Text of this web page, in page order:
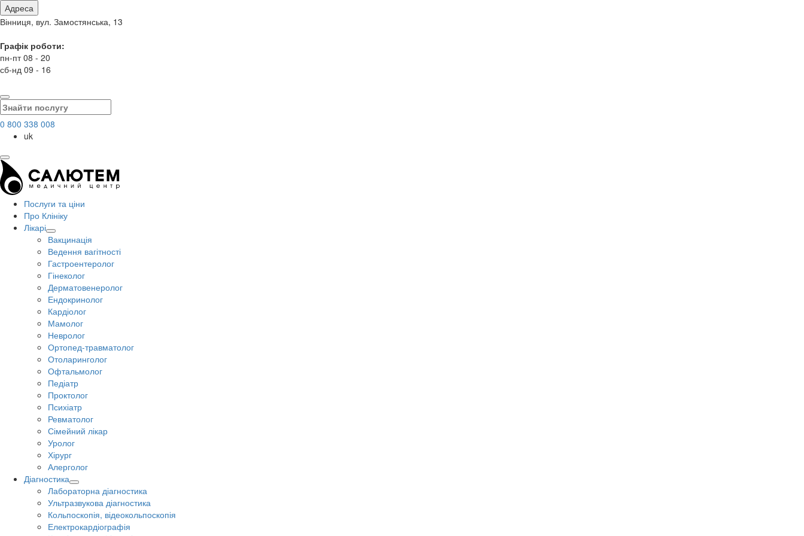
Адреса
Вінниця, вул. Замостянська, 13
Графік роботи:
пн-пт 08 - 20
сб-нд 09 - 16
0 800 338 008
uk
Послуги та ціни
Про Клініку
Лікарі
Вакцинація
Ведення вагітності
Гастроентеролог
Гінеколог
Дерматовенеролог
Ендокринолог
Кардіолог
Мамолог
Невролог
Ортопед-травматолог
Отоларинголог
Офтальмолог
Педіатр
Проктолог
Психіатр
Ревматолог
Сімейний лікар
Уролог
Хірург
Алерголог
Діагностика
Лабораторна діагностика
Ультразвукова діагностика
Кольпоскопія, відеокольпоскопія
Електрокардіографія